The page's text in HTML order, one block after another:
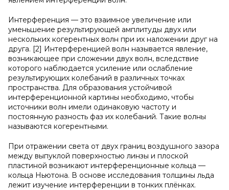
Интерференция — это взаимное увеличение или
уменьшение результирующей амплитуды двух или
нескольких когерентных волн при их наложении друг на
друга. [2] Интерференцией волн называется явление,
возникающее при сложении двух волн, вследствие
которого наблюдается усиление или ослабление
результирующих колебаний в различных точках
пространства. Для образования устойчивой
интерференционной картины необходимо, чтобы
источники волн имели одинаковую частоту и
постоянную разность фаз их колебаний. Такие волны
называются когерентными.
При отражении света от двух границ воздушного зазора
между выпуклой поверхностью линзы и плоской
пластиной возникают интерференционные кольца —
кольца Ньютона. В основе исследования толщины льда
лежит изучение интерференции в тонких плёнках.